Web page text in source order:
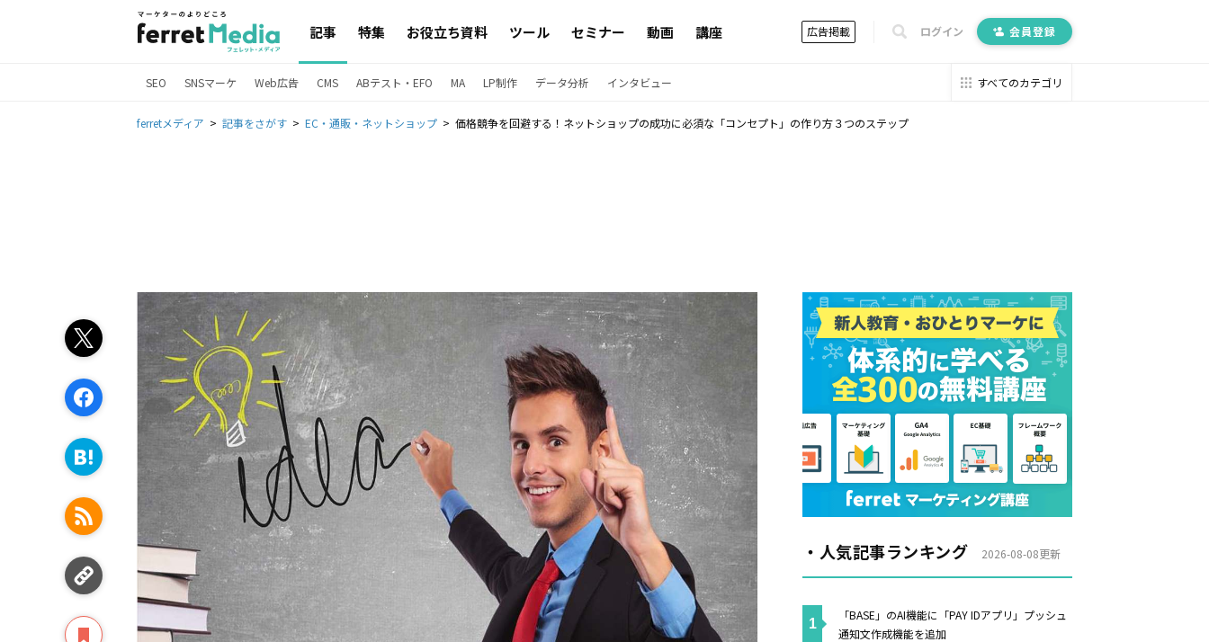
記事 特集 お役立ち資料 ツール セミナー 動画 講座 広告掲載 ログイン 会員登録
SEO SNSマーケ Web広告 CMS ABテスト・EFO MA LP制作 データ分析 インタビュー すべてのカテゴリ
ferretメディア 記事をさがす EC・通販・ネットショップ 価格競争を回避する！ネットショップの成功に必須な「コンセプト」の作り方３つのステップ
・人気記事ランキング 2026-08-08更新
「BASE」のAI機能に「PAY IDアプリ」プッシュ
通知文作成機能を追加